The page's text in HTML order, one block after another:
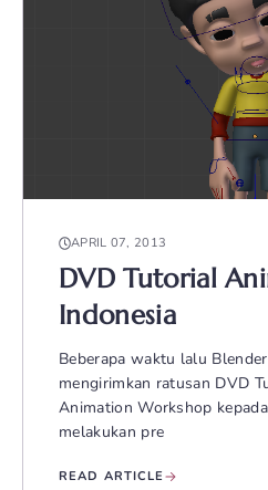
APRIL 07, 2013
DVD Tutorial
Indonesia
Beberapa waktu lalu
mengirimkan ratusan DVD
Animation Workshop
melakukan pre
READ ARTICLE